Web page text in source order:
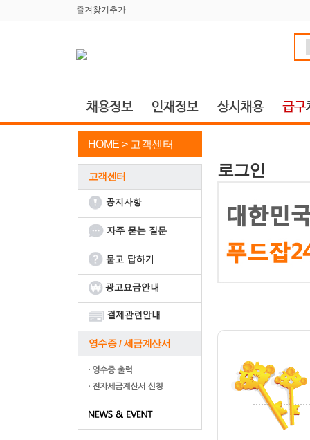
즐겨찾기추가
HOME > 고객센터
고객센터
영수증 / 세금계산서
로그인